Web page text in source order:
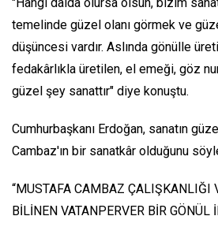
"Hangi dalda olursa olsun, bizim sanat
temelinde güzel olanı görmek ve
düşüncesi vardır. Aslında gönülle
fedakârlıkla üretilen, el emeği, göz
güzel şey sanattır" diye konuştu.
Cumhurbaşkanı Erdoğan, sanatın
Cambaz'ın bir sanatkâr olduğunu
“MUSTAFA CAMBAZ ÇALIŞKANLIĞI
BİLİNEN VATANPERVER BİR GÖNÜL